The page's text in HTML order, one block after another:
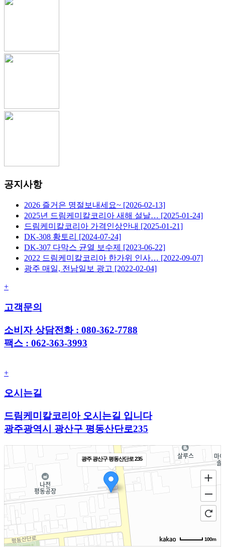
공지사항
2026 즐거은 명절보내세요~ [2026-02-13]
2025년 드림케미칼코리아 새해 설날… [2025-01-24]
드림케미칼코리아 가격인상안내 [2025-01-21]
DK-308 황토리 [2024-07-24]
DK-307 다막스 균열 보수제 [2023-06-22]
2022 드림케미칼코리아 한가위 인사… [2022-09-07]
광주 매일, 전남일보 광고 [2022-02-04]
+
고객문의
소비자 상담전화 : 080-362-7788
팩스 : 062-363-3993
+
오시는길
드림케미칼코리아 오시는길 입니다
광주광역시 광산구 평동산단로235
광주 광산구 평동산단로 235
100m